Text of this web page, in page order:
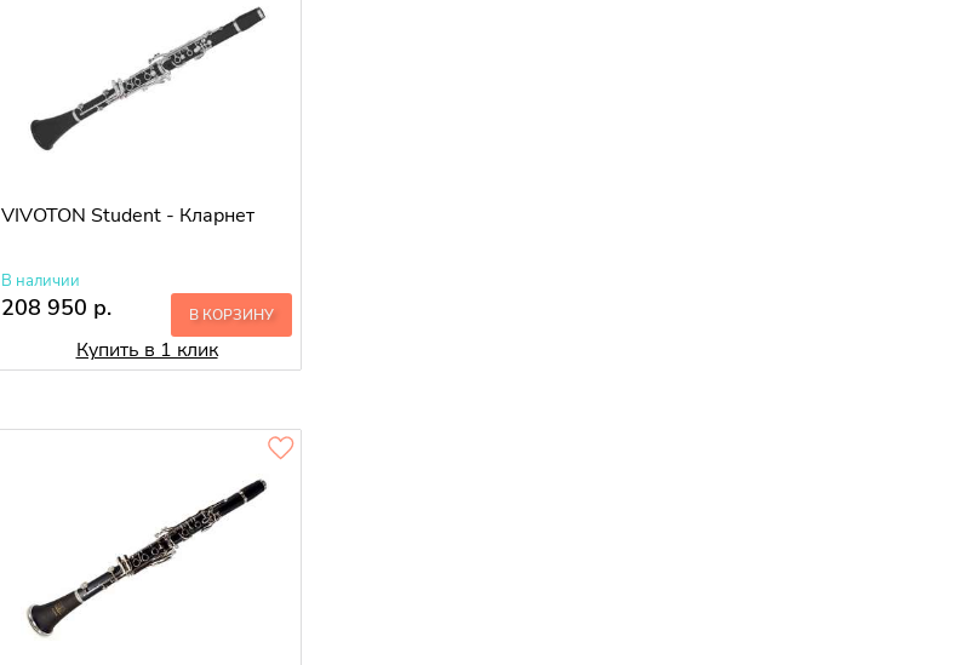
VIVOTON Student - Кларнет
В наличии
208 950 р. В КОРЗИНУ
Купить в 1 клик